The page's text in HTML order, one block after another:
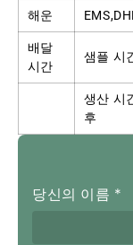
해운
배달
시간
샘플 시
생산 시
후
당신의 이름 *